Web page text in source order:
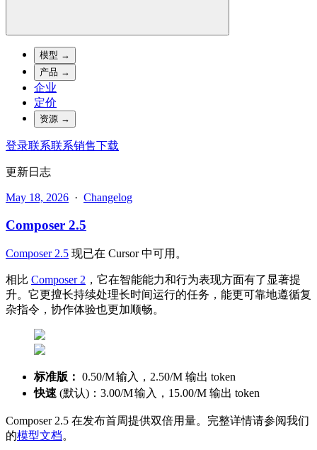
模型 →
产品 →
企业
定价
资源 →
登录联系联系销售下载
更新日志
May 18, 2026 · Changelog
Composer 2.5
Composer 2.5 现已在 Cursor 中可用。
相比 Composer 2 ，它在智能能力和行为表现方面有了显著提
升。它更擅长持续处理长时间运行的任务，能更可靠地遵循复
杂指令，协作体验也更加顺畅。
标准版： 0.50/M输入， 2.50/M 输出 token
快速 (默认)： 3.00/M输入， 15.00/M 输出 token
Composer 2.5 在发布首周提供双倍用量。完整详情请参阅我们
的模型文档。